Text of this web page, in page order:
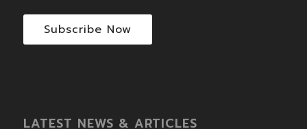
Subscribe Now
LATEST NEWS & ARTICLES